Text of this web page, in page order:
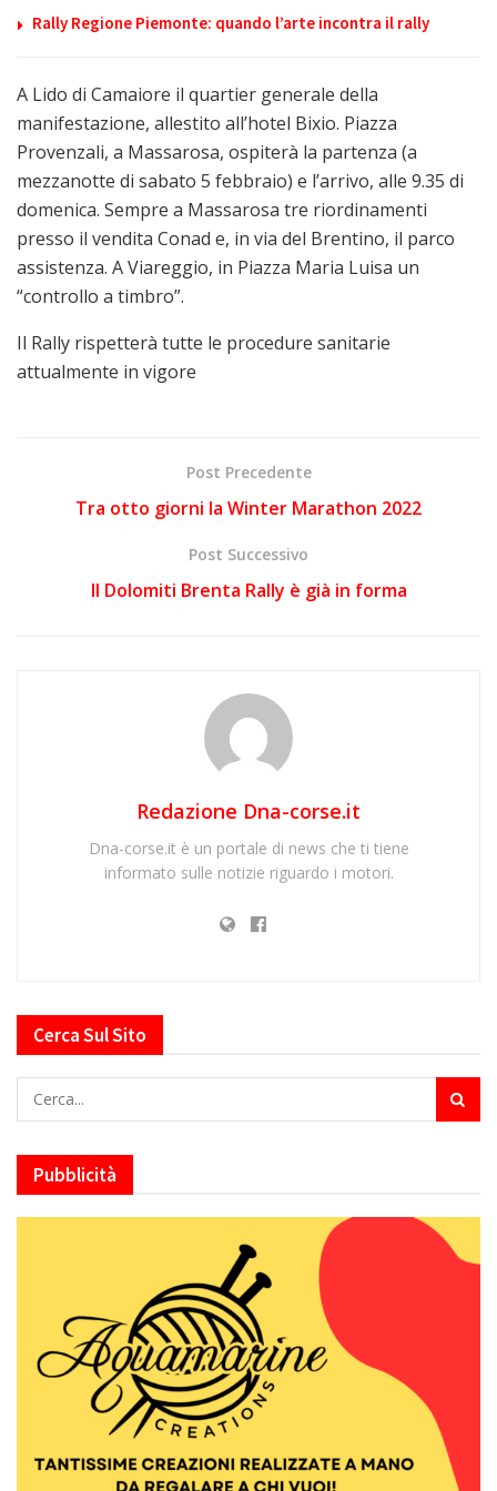
Rally Regione Piemonte: quando l’arte incontra il rally
A Lido di Camaiore il quartier generale della
manifestazione, allestito all’hotel Bixio. Piazza
Provenzali, a Massarosa, ospiterà la partenza (a
mezzanotte di sabato 5 febbraio) e l’arrivo, alle 9.35 di
domenica. Sempre a Massarosa tre riordinamenti
presso il vendita Conad e, in via del Brentino, il parco
assistenza. A Viareggio, in Piazza Maria Luisa un
“controllo a timbro”.
Il Rally rispetterà tutte le procedure sanitarie
attualmente in vigore
Post Precedente
Tra otto giorni la Winter Marathon 2022
Post Successivo
Il Dolomiti Brenta Rally è già in forma
Redazione Dna-corse.it
Dna-corse.it è un portale di news che ti tiene
informato sulle notizie riguardo i motori.
Cerca Sul Sito
Pubblicità